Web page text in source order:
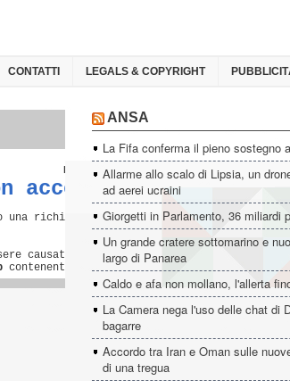
CONTATTI LEGALS & COPYRIGHT
ANSA
La Fifa conferma il pieno sostegno
Allarme allo scalo di Lipsia, un
ad aerei ucraini
Giorgetti in Parlamento, 36 miliardi
Un grande cratere sottomarino e
largo di Panarea
Caldo e afa non mollano, l'allerta
La Camera nega l'uso delle chat di
bagarre
Accordo tra Iran e Oman sulle
di una tregua